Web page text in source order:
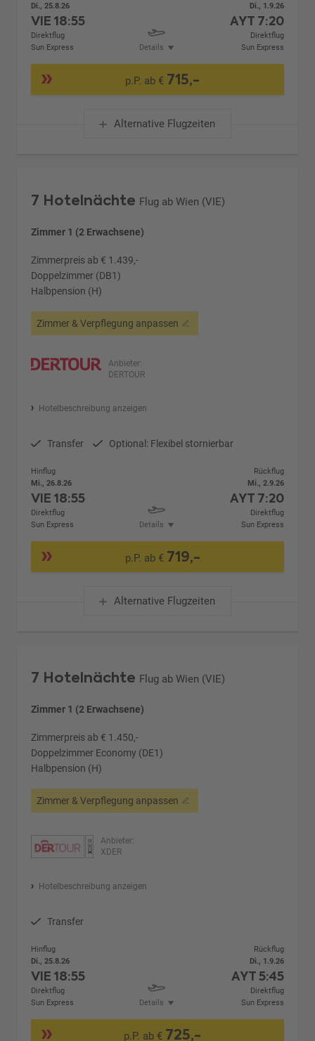
Di., 25.8.26
VIE18:55
Direktflug
Sun Express
Details
Di., 1.9.26
AYT 7:20
Direktflug
Sun Express
p.P. ab € 715,-
Alternative Flugzeiten
7 Hotelnächte Flug ab Wien (VIE)
Zimmer 1 (2 Erwachsene)
Zimmerpreis ab € 1.439,-
Doppelzimmer (DB1)
Halbpension (H)
Zimmer & Verpflegung anpassen
Anbieter:
DERTOUR
Hotelbeschreibung anzeigen
Transfer Optional: Flexibel stornierbar
Hinflug
Mi., 26.8.26
VIE18:55
Direktflug
Sun Express
Details
Rückflug
Mi., 2.9.26
AYT 7:20
Direktflug
Sun Express
p.P. ab € 719,-
Alternative Flugzeiten
7 Hotelnächte Flug ab Wien (VIE)
Zimmer 1 (2 Erwachsene)
Zimmerpreis ab € 1.450,-
Doppelzimmer Economy (DE1)
Halbpension (H)
Zimmer & Verpflegung anpassen
Anbieter:
XDER
Hotelbeschreibung anzeigen
Transfer
Hinflug
Di., 25.8.26
VIE18:55
Direktflug
Sun Express
Details
Rückflug
Di., 1.9.26
AYT5:45
Direktflug
Sun Express
p.P. ab € 725,-